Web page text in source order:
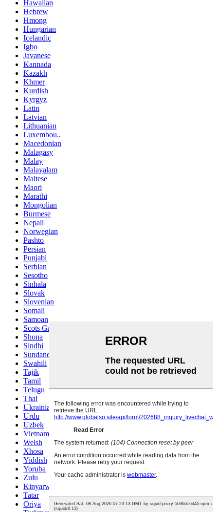
Hawaiian
Hebrew
Hmong
Hungarian
Icelandic
Igbo
Javanese
Kannada
Kazakh
Khmer
Kurdish
Kyrgyz
Latin
Latvian
Lithuanian
Luxembou..
Macedonian
Malagasy
Malay
Malayalam
Maltese
Maori
Marathi
Mongolian
Burmese
Nepali
Norwegian
Pashto
Persian
Punjabi
Serbian
Sesotho
Sinhala
Slovak
Slovenian
Somali
Samoan
Scots Gaelic
Shona
Sindhi
Sundanese
Swahili
Tajik
Tamil
Telugu
Thai
Ukrainian
Urdu
Uzbek
Vietnamese
Welsh
Xhosa
Yiddish
Yoruba
Zulu
Kinyarwanda
Tatar
Oriya